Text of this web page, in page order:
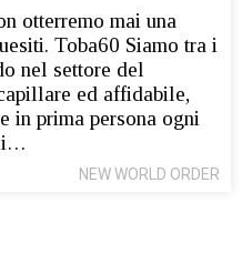
otterremo mai una
Toba60 Siamo tra i
nel settore del
ed affidabile,
in prima persona ogni
i…
NEW WORLD ORDER